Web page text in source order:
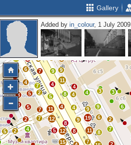
Gallery
Added byin_colour, 1 July 2009
11
10
8
6
5 4
2
3 5
5
3
4
7
7
2
5
4
11
8 4
4
11
12
7
7
2
5
15
12 8
8
4 9
9
19
9
11
6
7
2
8
7
6
3
3
4
4
9
9
9
6
16 10
34
21
4
11
2